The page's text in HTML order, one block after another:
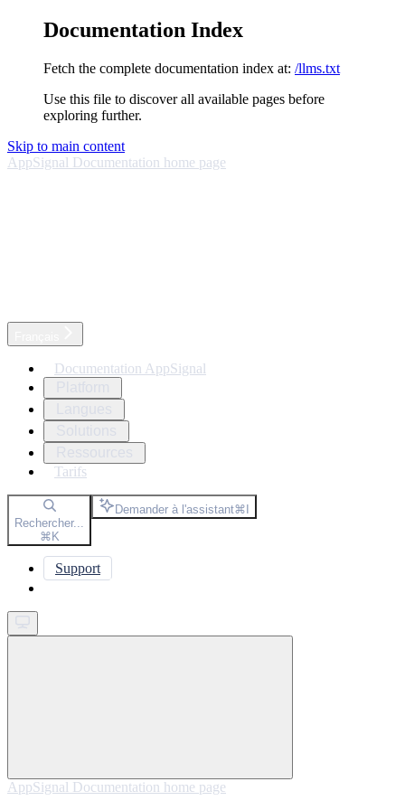
Documentation Index
Fetch the complete documentation index at: /llms.txt
Use this file to discover all available pages before
exploring further.
Skip to main content
AppSignal Documentation home page
Documentation AppSignal
Tarifs
Rechercher...
⌘K
Demander à l'assistant⌘I
Support
AppSignal Documentation home page